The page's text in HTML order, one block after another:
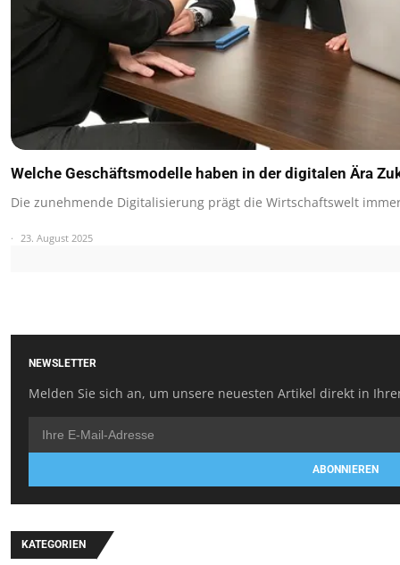
Welche Geschäftsmodelle haben in der digitalen Ära
Die zunehmende Digitalisierung prägt die Wirtschaftswelt
23. August 2025
NEWSLETTER
Melden Sie sich an, um unsere neuesten Artikel direkt in
ABONNIEREN
KATEGORIEN